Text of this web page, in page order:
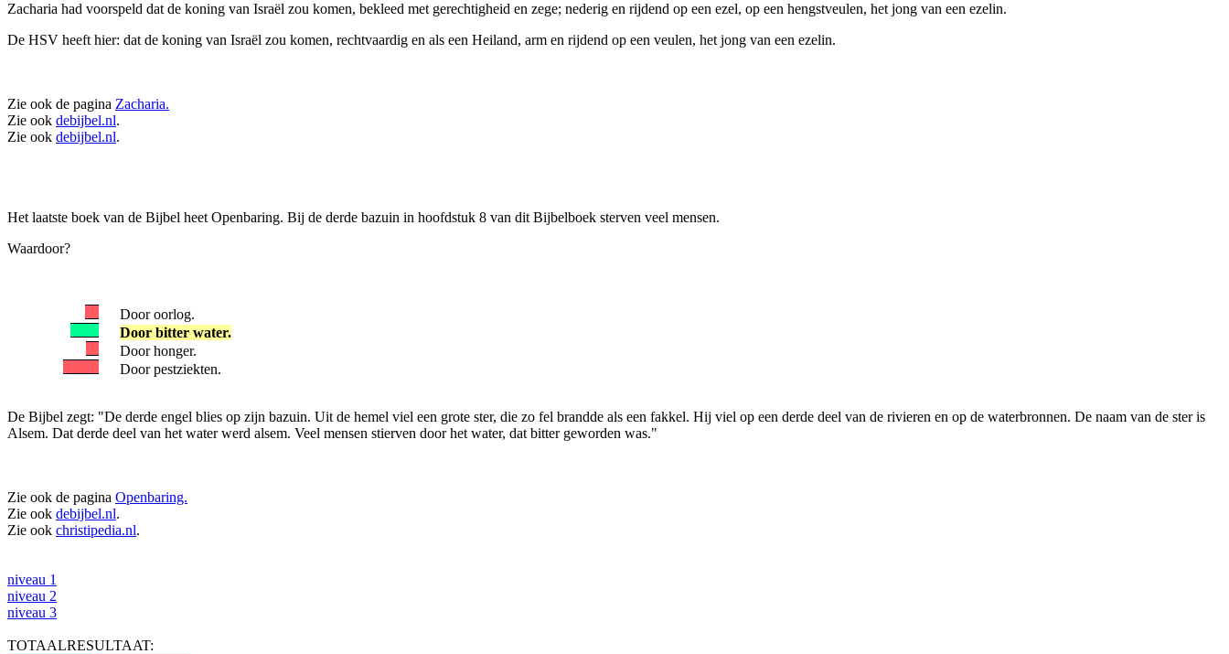
Zacharia had voorspeld dat de koning van Israël zou komen, bekleed met gerechtigheid en zege; nederig en rijdend op een ezel, op een hengstveulen, het jong van een ezelin.
De HSV heeft hier: dat de koning van Israël zou komen, rechtvaardig en als een Heiland, arm en rijdend op een veulen, het jong van een ezelin.
Zie ook de pagina Zacharia.
Zie ook debijbel.nl.
Zie ook debijbel.nl.
Het laatste boek van de Bijbel heet Openbaring. Bij de derde bazuin in hoofdstuk 8 van dit Bijbelboek sterven veel mensen.
Waardoor?
Door oorlog.
Door bitter water.
Door honger.
Door pestziekten.
De Bijbel zegt: "De derde engel blies op zijn bazuin. Uit de hemel viel een grote ster, die zo fel brandde als een fakkel. Hij viel op een derde deel van de rivieren en op de waterbronnen. De naam van de ster is
Alsem. Dat derde deel van het water werd alsem. Veel mensen stierven door het water, dat bitter geworden was."
Zie ook de pagina Openbaring.
Zie ook debijbel.nl.
Zie ook christipedia.nl.
niveau 1
niveau 2
niveau 3
TOTAALRESULTAAT: